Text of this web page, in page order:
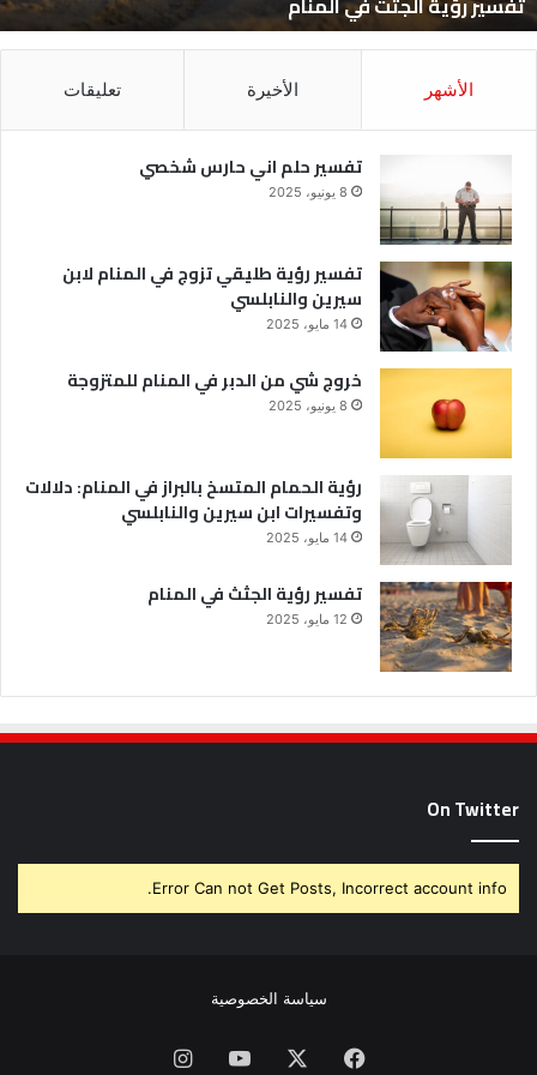
الأشهر الأخيرة تعليقات
تفسير حلم اني حارس شخصي
8 يونيو، 2025
تفسير رؤية طليقي تزوج في المنام لابن
سيرين والنابلسي
14 مايو، 2025
خروج شي من الدبر في المنام للمتزوجة
8 يونيو، 2025
رؤية الحمام المتسخ بالبراز في المنام: دلالات
وتفسيرات ابن سيرين والنابلسي
14 مايو، 2025
تفسير رؤية الجثث في المنام
12 مايو، 2025
On Twitter
Error Can not Get Posts, Incorrect account info.
سياسة الخصوصية
فيسبوك يوتيوبانستقرام